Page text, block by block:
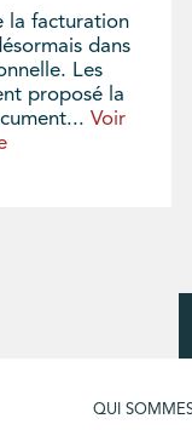
la facturation
dans
Les
proposé la
Voir
QUI